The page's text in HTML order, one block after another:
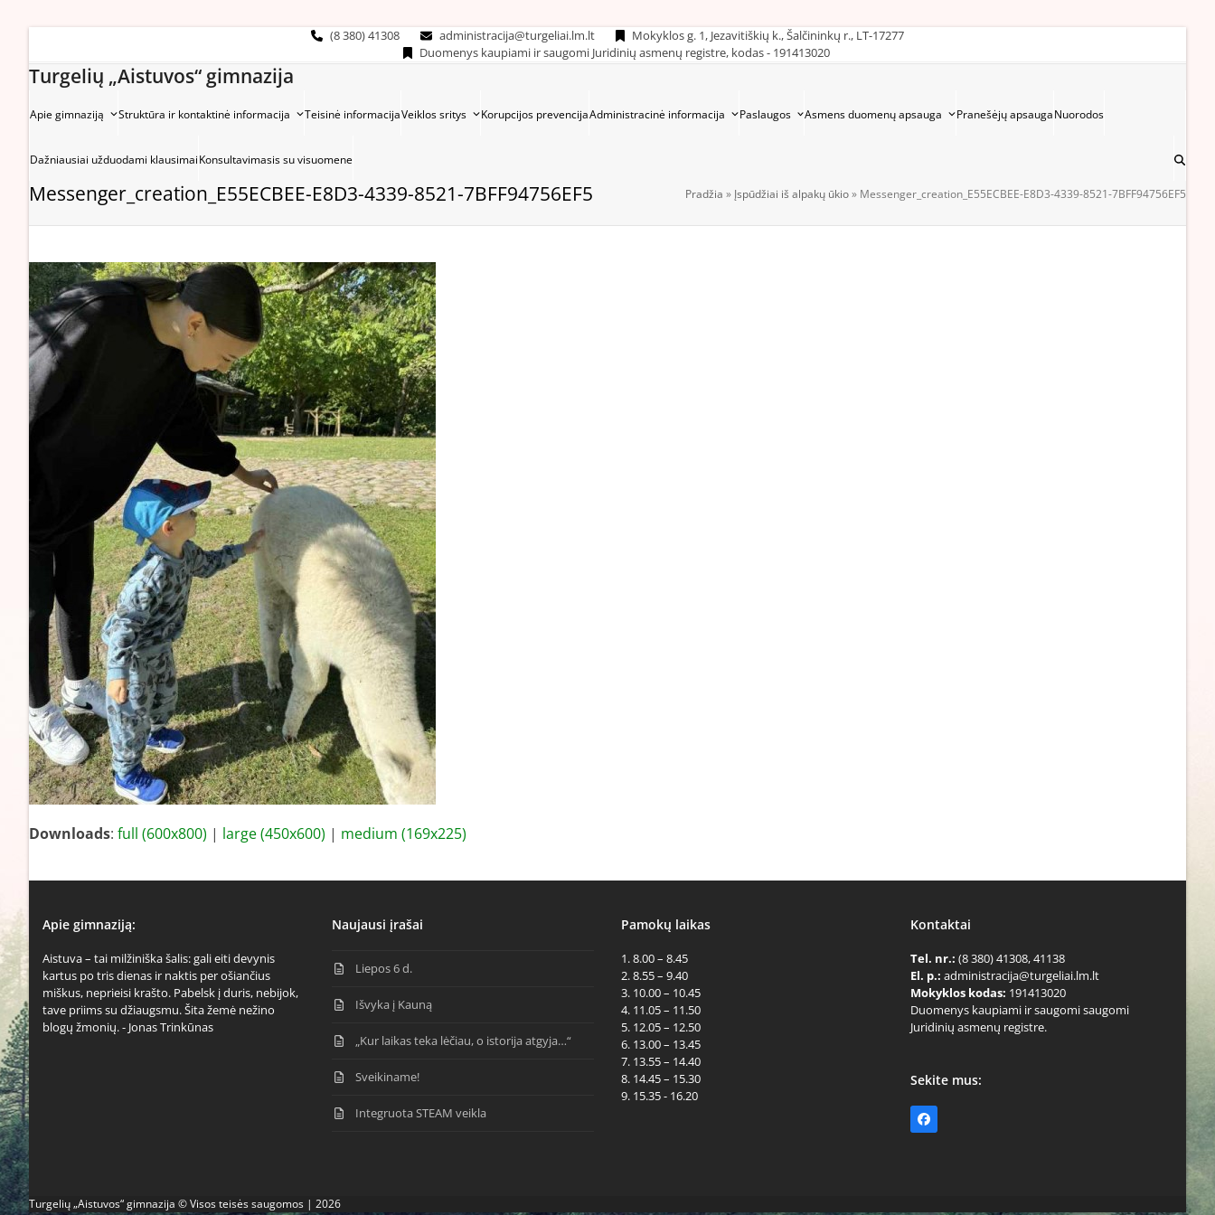
(8 380) 41308 administracija@turgeliai.lm.lt
Mokyklos g. 1, Jezavitiškių k., Šalčininkų r., LT-17277
Duomenys kaupiami ir saugomi Juridinių asmenų registre, kodas - 191413020
Turgelių „Aistuvos“ gimnazija
Apie gimnaziją Struktūra ir kontaktinė informacija Teisinė informacijaVeiklos sritys Korupcijos prevencijaAdministracinė informacija Paslaugos Asmens duomenų apsauga Pranešėjų apsaugaNuorodos
Dažniausiai užduodami klausimaiKonsultavimasis su visuomene
Messenger_creation_E55ECBEE-E8D3-4339-8521-7BFF94756EF5 Pradžia » Įspūdžiai iš alpakų ūkio» Messenger_creation_E55ECBEE-E8D3-4339-8521-7BFF94756EF5
Downloads: full (600x800) | large (450x600) | medium (169x225)
Apie gimnaziją:
Aistuva – tai milžiniška šalis: gali eiti devynis
kartus po tris dienas ir naktis per ošiančius
miškus, neprieisi krašto. Pabelsk į duris, nebijok,
tave priims su džiaugsmu. Šita žemė nežino
blogų žmonių. - Jonas Trinkūnas
Naujausi įrašai
Liepos 6 d.
Išvyka į Kauną
„Kur laikas teka lėčiau, o istorija atgyja…“
Sveikiname!
Integruota STEAM veikla
Pamokų laikas
1. 8.00 – 8.45
2. 8.55 – 9.40
3. 10.00 – 10.45
4. 11.05 – 11.50
5. 12.05 – 12.50
6. 13.00 – 13.45
7. 13.55 – 14.40
8. 14.45 – 15.30
9. 15.35 - 16.20
Kontaktai
Tel. nr.: (8 380) 41308, 41138
El. p.: administracija@turgeliai.lm.lt
Mokyklos kodas: 191413020
Duomenys kaupiami ir saugomi saugomi
Juridinių asmenų registre.
Sekite mus:
Facebook
Turgelių „Aistuvos“ gimnazija © Visos teisės saugomos | 2026